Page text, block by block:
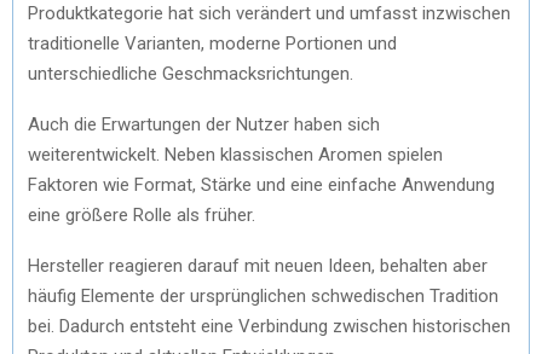
Produktkategorie hat sich verändert und umfasst inzwischen
traditionelle Varianten, moderne Portionen und
unterschiedliche Geschmacksrichtungen.
Auch die Erwartungen der Nutzer haben sich
weiterentwickelt. Neben klassischen Aromen spielen
Faktoren wie Format, Stärke und eine einfache Anwendung
eine größere Rolle als früher.
Hersteller reagieren darauf mit neuen Ideen, behalten aber
häufig Elemente der ursprünglichen schwedischen Tradition
bei. Dadurch entsteht eine Verbindung zwischen historischen